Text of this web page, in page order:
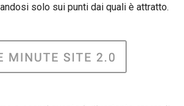
solo sui punti dai quali è attratto.